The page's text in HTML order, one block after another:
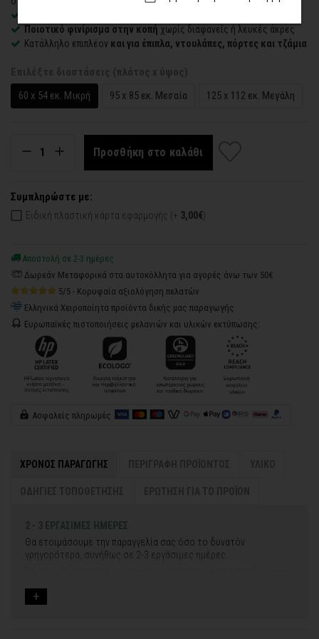
Ποιοτικό φινίρισμα στην κοπή χωρίς διαφανείς ή λευκές άκρες
Κατάλληλο επιπλέον και για έπιπλα, ντουλάπες, πόρτες και τζάμια
60 x 54 εκ. Μικρή
95 x 85 εκ. Μεσαία 125 x 112 εκ. Μεγάλη
Προσθήκη στο καλάθι
Συμπληρώστε με:
Ειδική πλαστική κάρτα εφαρμογής (+ 3,00€)
Αποστολή σε 2-3 ημέρες
Δωρεάν Μεταφορικά στα αυτοκόλλητα για αγορές άνω των 50€
5/5 - Κορυφαία αξιολόγηση πελατών
Ελληνικά Χειροποίητα προϊόντα δικής μας παραγωγής
Ευρωπαϊκές πιστοποιήσεις μελανιών και υλικών εκτύπωσης:
Ασφαλείς πληρωμές
ΧΡΟΝΟΣ ΠΑΡΑΓΩΓΗΣ
2 - 3 ΕΡΓΑΣΙΜΕΣ ΗΜΕΡΕΣ
Θα ετοιμάσουμε την παραγγελία σας όσο το δυνατόν
γρηγορότερα, συνήθως σε 2-3 εργάσιμες ημέρες.
Εάν η αποστολή πραγματοποιείται κατά τη διάρκεια μεγάλων